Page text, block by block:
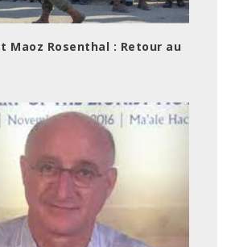
Maoz Rosenthal : Retour au